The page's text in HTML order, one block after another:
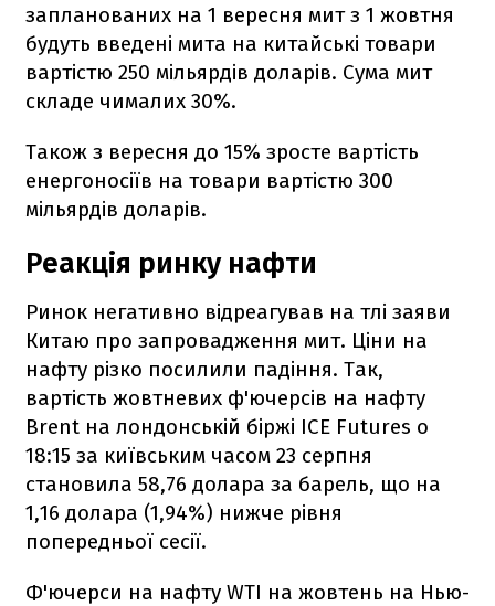
запланованих на 1 вересня мит з 1 жовтня
будуть введені мита на китайські товари
вартістю 250 мільярдів доларів. Сума мит
складе чималих 30%.
Також з вересня до 15% зросте вартість
енергоносіїв на товари вартістю 300
мільярдів доларів.
Реакція ринку нафти
Ринок негативно відреагував на тлі заяви
Китаю про запровадження мит. Ціни на
нафту різко посилили падіння. Так,
вартість жовтневих ф'ючерсів на нафту
Brent на лондонській біржі ICE Futures о
18:15 за київським часом 23 серпня
становила 58,76 долара за барель, що на
1,16 долара (1,94%) нижче рівня
попередньої сесії.
Ф'ючерси на нафту WTI на жовтень на Нью-